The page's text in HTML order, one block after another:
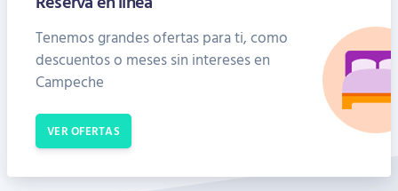
Tenemos grandes ofertas para ti, como
descuentos o meses sin intereses en
Campeche
VER OFERTAS